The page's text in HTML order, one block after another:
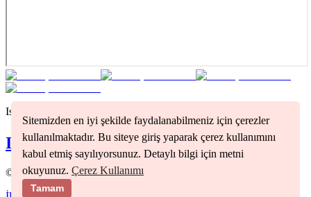
Sitemizden en iyi şekilde faydalanabilmeniz için çerezler
kullanılmaktadır. Bu siteye giriş yaparak çerez kullanımını
kabul etmiş sayılıyorsunuz. Detaylı bilgi için metni
okuyunuz. Çerez Kullanımı
Tamam
Isparta
IspartaNoterleri
© 2026Nöbetçi Noter